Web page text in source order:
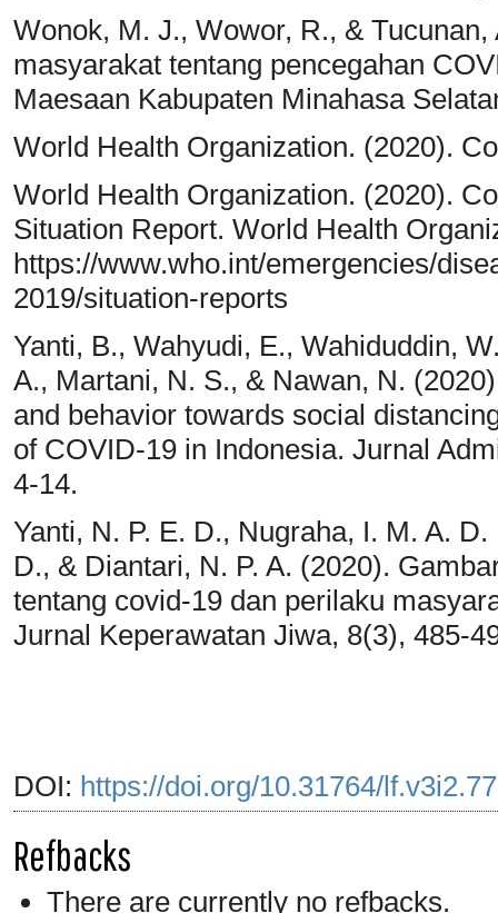
Wonok, M. J., Wowor, R., &
masyarakat tentang pencegahan
Maesaan Kabupaten Minahasa
World Health Organization. (2020).
World Health Organization. (2020).
Situation Report. World Health
https://www.who.int/emergencies/
2019/situation-reports
Yanti, B., Wahyudi, E., Wahiduddin,
A., Martani, N. S., & Nawan, N.
and behavior towards social
of COVID-19 in Indonesia. Jurnal
4-14.
Yanti, N. P. E. D., Nugraha, I. M. A.
D., & Diantari, N. P. A. (2020).
tentang covid-19 dan perilaku
Jurnal Keperawatan Jiwa, 8(3), 485-
DOI: https://doi.org/10.31764/
Refbacks
There are currently no refbacks.